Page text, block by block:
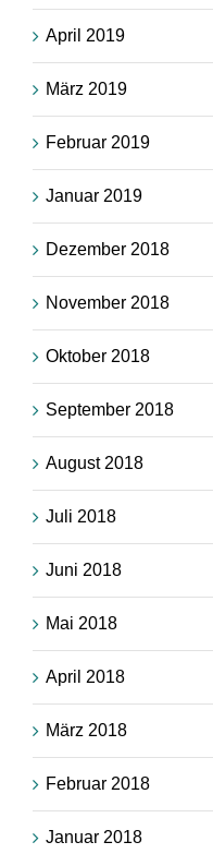
April 2019
März 2019
Februar 2019
Januar 2019
Dezember 2018
November 2018
Oktober 2018
September 2018
August 2018
Juli 2018
Juni 2018
Mai 2018
April 2018
März 2018
Februar 2018
Januar 2018